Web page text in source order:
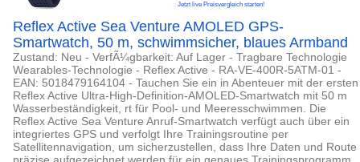
Jetzt live Preisvergleich starten!
Reflex Active Sea Venture AMOLED GPS-
Smartwatch, 50 m, schwimmsicher, blaues Armband
Zustand: Neu - VerfÃ¼gbarkeit: Auf Lager - Tragbare Technologie
Wearables-Technologie - Reflex Active - RA-VE-400R-5ATM-01 -
EAN: 5018479164104 - Tauchen Sie ein in Abenteuer mit der ersten
Reflex Active Ultra-High-Definition-AMOLED-Smartwatch mit 50 m
Wasserbeständigkeit, rt für Pool- und Meeresschwimmen. Die
Reflex Active Sea Venture Anruf-Smartwatch verfügt auch über ein
integriertes GPS und verfolgt Ihre Trainingsroutine per
Satellitennavigation, um sicherzustellen, dass Ihre Daten und Route